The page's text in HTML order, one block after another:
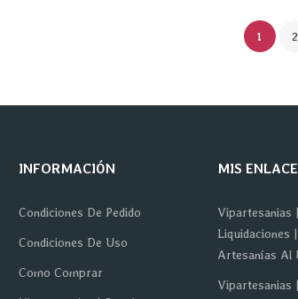
1 2
INFORMACIÓN
Condiciones De Pedido
Condiciones De Uso
Como Comprar
MIS
Vipartesanias
Liquidaciones
Artesanías Al
Vipartesanias